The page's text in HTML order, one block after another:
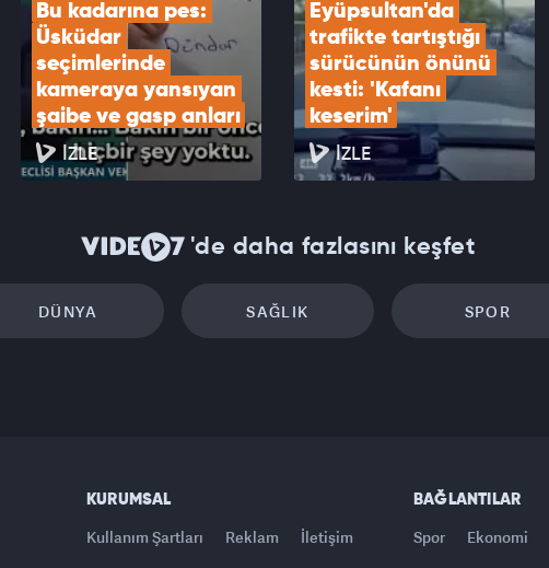
Bu kadarına pes:
Üsküdar
seçimlerinde
kameraya yansıyan
şaibe ve gasp anları
İZLE
Eyüpsultan'da
trafikte tartıştığı
sürücünün önünü
kesti: 'Kafanı
keserim'
İZLE
'de daha fazlasını keşfet
DÜNYA SAĞLIK SPOR
KURUMSAL
Kullanım Şartları Reklam İletişim
BAĞLANTILAR
Spor Ekonomi